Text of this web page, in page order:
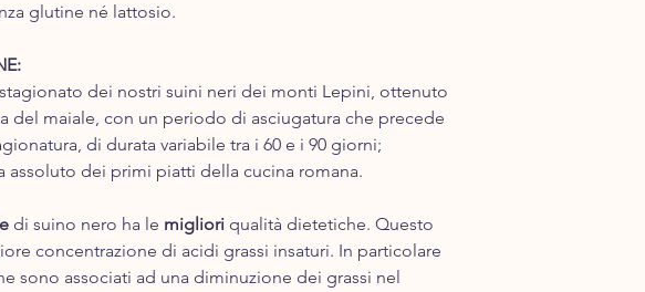
glutine né lattosio.
dei nostri suini neri dei monti Lepini, ottenuto
del maiale, con un periodo di asciugatura che precede
di durata variabile tra i 60 e i 90 giorni;
assoluto dei primi piatti della cucina romana.
di suino nero ha le migliori qualità dietetiche. Questo
concentrazione di acidi grassi insaturi. In particolare
sono associati ad una diminuzione dei grassi nel